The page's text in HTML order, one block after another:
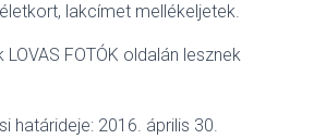
lakcímet mellékeljetek.
FOTÓK oldalán lesznek
határideje: 2016. április 30.